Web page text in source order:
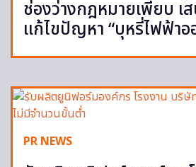
ช่องว่างกฎหมายเพียบ เ
แก้ไขปัญหา “บุหรี่ไฟฟ้าอ
PR NEWS